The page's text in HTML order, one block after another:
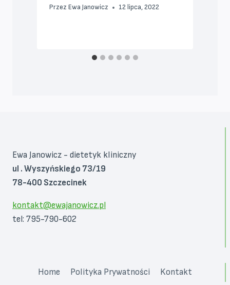
Przez Ewa Janowicz 12 lipca, 2022
Ewa Janowicz - dietetyk kliniczny
ul . Wyszyńskiego 73/19
78-400 Szczecinek
kontakt@ewajanowicz.pl
tel: 795-790-602
Home Polityka Prywatności Kontakt